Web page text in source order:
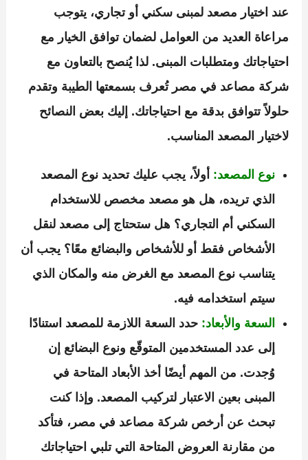
عند اختيار مصعد لمبنى سكني أو تجاري، يتوجب
مراعاة العديد من العوامل لضمان توافق الخيار مع
احتياجاتك ومتطلبات المبنى. لذا يُنصح بالتعاون مع
شركة مصاعد في مصر تُعرف بسمعتها الطيبة وتقدم
حلولاً تتوافق بدقة مع احتياجاتك. إليك بعض النصائح
لاختيار المصعد المناسب.
نوع المصعد: أولاً، يجب عليك تحديد نوع المصعد
الذي تريده، هل هو مصعد مخصص للاستخدام
السكني أم التجاري؟ هل ستحتاج إلى مصعد لنقل
الأشخاص فقط أو للأشخاص والبضائع معًا؟ يجب أن
يتناسب نوع المصعد مع الغرض منه والمكان الذي
سيتم استخدامه فيه.
السعة والأبعاد: حدد السعة اللازمة للمصعد استنادًا
إلى عدد المستخدمين المتوقّع ونوع البضائع إن
وُجدت. من المهم أيضًا أخذ الأبعاد المتاحة في
المبنى بعين الاعتبار لتركيب المصعد. وإذا كنت
تبحث عن أرخص شركة مصاعد في مصر، فتأكد
من مقارنة العروض المتاحة التي تلبي احتياجاتك